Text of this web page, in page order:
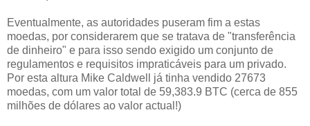
Eventualmente, as autoridades puseram fim a estas
moedas, por considerarem que se tratava de "transferência
de dinheiro" e para isso sendo exigido um conjunto de
regulamentos e requisitos impraticáveis para um privado.
Por esta altura Mike Caldwell já tinha vendido 27673
moedas, com um valor total de 59,383.9 BTC (cerca de 855
milhões de dólares ao valor actual!)